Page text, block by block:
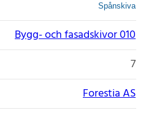
Spånskiva
Bygg- och fasadskivor 010
7
Forestia AS